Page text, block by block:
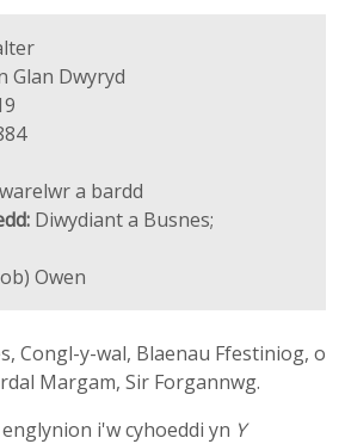
Glan Dwyryd
a bardd
Diwydiant a Busnes;
Owen
Congl-y-wal, Blaenau Ffestiniog, o
Margam, Sir Forgannwg.
i'w cyhoeddi yn Y